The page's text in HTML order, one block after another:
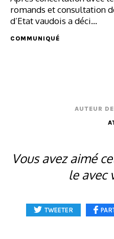
romands et consultation
d’Etat vaudois a déci...
COMMUNIQUÉ
AUTEUR
Vous avez aimé
le avec
TWEETER